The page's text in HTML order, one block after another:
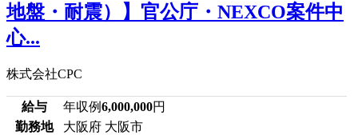
地盤・耐震）】官公庁・NEXCO案件中
心...
株式会社CPC
給与 年収例6,000,000円
勤務地
大阪府 大阪市